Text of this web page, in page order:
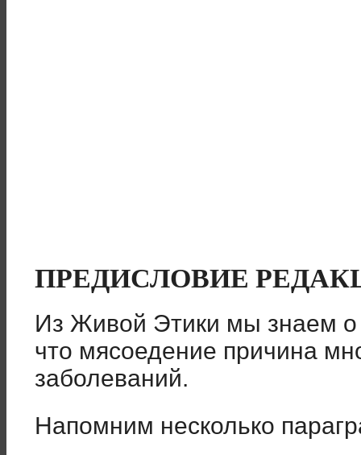
ПРЕДИСЛОВИЕ
Из Живой Этики мы знаем
что мясоедение причина
заболеваний.
Напомним несколько